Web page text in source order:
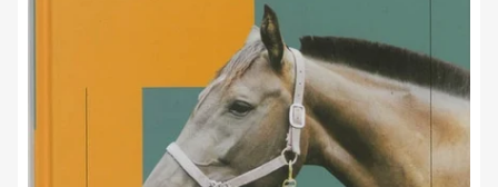
Media
openen
in
dialoogvenster